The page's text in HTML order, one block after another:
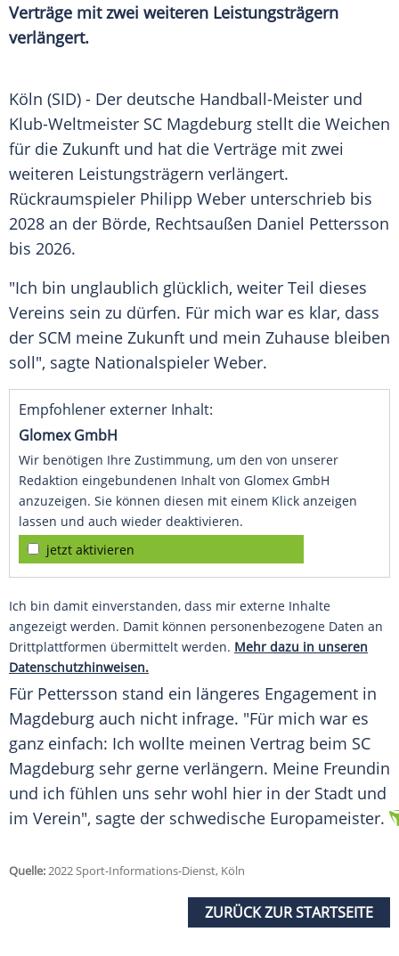
Verträge mit zwei weiteren Leistungsträgern
verlängert.
Köln (SID) - Der deutsche Handball-Meister und
Klub-Weltmeister SC Magdeburg stellt die Weichen
für die Zukunft und hat die Verträge mit zwei
weiteren Leistungsträgern verlängert.
Rückraumspieler Philipp Weber unterschrieb bis
2028 an der Börde, Rechtsaußen Daniel Pettersson
bis 2026.
"Ich bin unglaublich glücklich, weiter Teil dieses
Vereins sein zu dürfen. Für mich war es klar, dass
der SCM meine Zukunft und mein Zuhause bleiben
soll", sagte Nationalspieler Weber.
Empfohlener externer Inhalt:
Glomex GmbH
Wir benötigen Ihre Zustimmung, um den von unserer
Redaktion eingebundenen Inhalt von Glomex GmbH
anzuzeigen. Sie können diesen mit einem Klick anzeigen
lassen und auch wieder deaktivieren.
jetzt aktivieren
Ich bin damit einverstanden, dass mir externe Inhalte
angezeigt werden. Damit können personenbezogene Daten an
Drittplattformen übermittelt werden. Mehr dazu in unseren
Datenschutzhinweisen.
Für Pettersson stand ein längeres Engagement in
Magdeburg auch nicht infrage. "Für mich war es
ganz einfach: Ich wollte meinen Vertrag beim SC
Magdeburg sehr gerne verlängern. Meine Freundin
und ich fühlen uns sehr wohl hier in der Stadt und
im Verein", sagte der schwedische Europameister.
Quelle:2022 Sport-Informations-Dienst, Köln
ZURÜCK ZUR STARTSEITE